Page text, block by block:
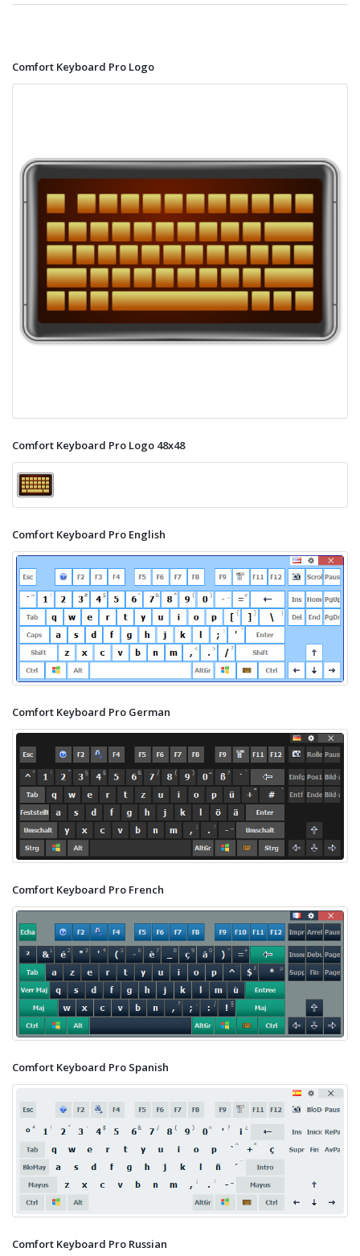
Comfort Keyboard Pro Logo
Comfort Keyboard Pro Logo 48x48
Comfort Keyboard Pro English
Comfort Keyboard Pro German
Comfort Keyboard Pro French
Comfort Keyboard Pro Spanish
Comfort Keyboard Pro Russian